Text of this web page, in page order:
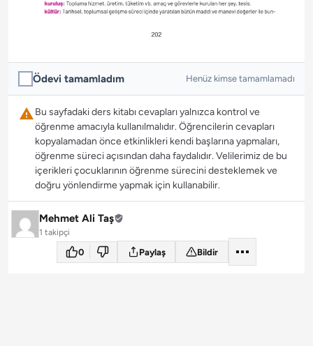
Ödevi tamamladım Henüz kimse tamamlamadı
Bu sayfadaki ders kitabı cevapları yalnızca kontrol ve
öğrenme amacıyla kullanılmalıdır. Öğrencilerin cevapları
kopyalamadan önce etkinlikleri kendi başlarına yapmaları,
öğrenme süreci açısından daha faydalıdır. Velilerimiz de bu
içerikleri çocuklarının öğrenme sürecini desteklemek ve
doğru yönlendirme yapmak için kullanabilir.
Mehmet Ali Taş
1 takipçi
0 Paylaş Bildir